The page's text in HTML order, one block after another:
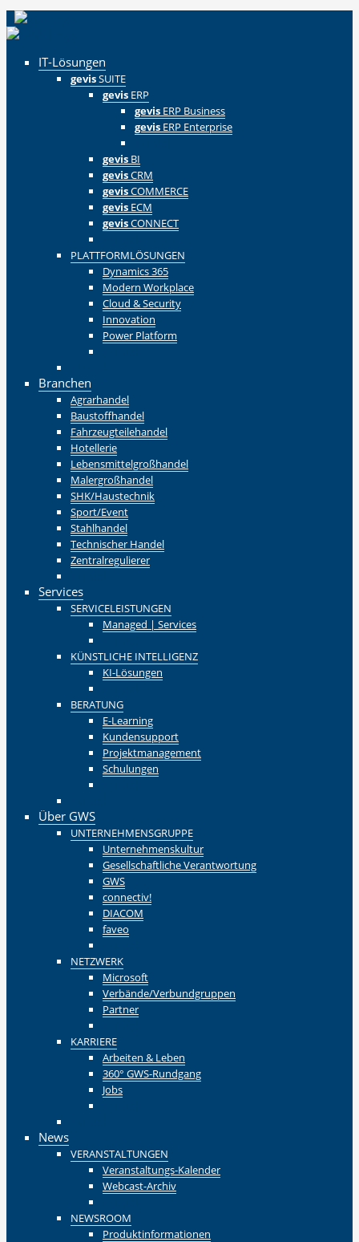
IT-Lösungen
gevisSUITE
gevis ERP
gevis ERP Business
gevis ERP Enterprise
gevis BI
gevisCRM
gevisCOMMERCE
gevis ECM
gevisCONNECT
PLATTFORMLÖSUNGEN
Dynamics 365
Modern Workplace
Cloud & Security
Innovation
Power Platform
Branchen
Agrarhandel
Baustoffhandel
Fahrzeugteilehandel
Hotellerie
Lebensmittelgroßhandel
Malergroßhandel
SHK/Haustechnik
Sport/Event
Stahlhandel
Technischer Handel
Zentralregulierer
Services
SERVICELEISTUNGEN
Managed | Services
KÜNSTLICHE INTELLIGENZ
KI-Lösungen
BERATUNG
E-Learning
Kundensupport
Projektmanagement
Schulungen
Über GWS
UNTERNEHMENSGRUPPE
Unternehmenskultur
Gesellschaftliche Verantwortung
GWS
connectiv!
DIACOM
faveo
NETZWERK
Microsoft
Verbände/Verbundgruppen
Partner
KARRIERE
Arbeiten & Leben
360° GWS-Rundgang
Jobs
News
VERANSTALTUNGEN
Veranstaltungs-Kalender
Webcast-Archiv
NEWSROOM
Produktinformationen